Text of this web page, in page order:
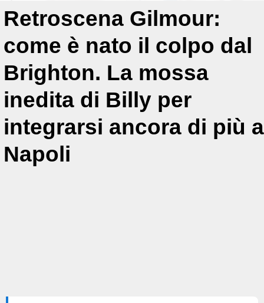
Retroscena Gilmour:
come è nato il colpo dal
Brighton. La mossa
inedita di Billy per
integrarsi ancora di più a
Napoli